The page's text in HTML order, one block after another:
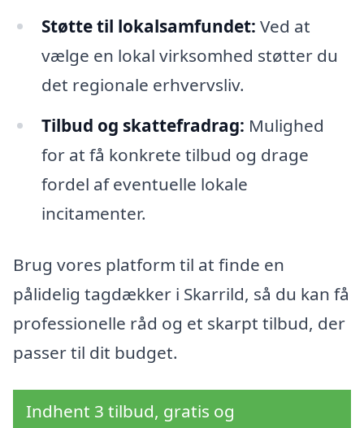
Støtte til lokalsamfundet: Ved at
vælge en lokal virksomhed støtter du
det regionale erhvervsliv.
Tilbud og skattefradrag: Mulighed
for at få konkrete tilbud og drage
fordel af eventuelle lokale
incitamenter.
Brug vores platform til at finde en
pålidelig tagdækker i Skarrild, så du kan få
professionelle råd og et skarpt tilbud, der
passer til dit budget.
Indhent 3 tilbud, gratis og